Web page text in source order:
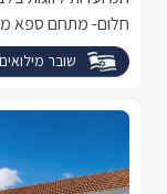
חלום- מתחם ספא
שובר מילואים